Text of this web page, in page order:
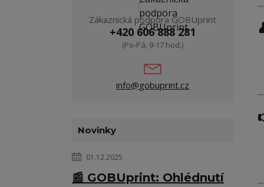
Zákaznická podpora GOBUprint
+420 606 888 281
(Po-Pá, 9-17 hod.)
info@gobuprint.cz
Novinky
01.12.2025
📰 GOBUprint: Ohlédnutí